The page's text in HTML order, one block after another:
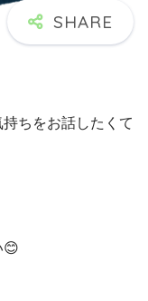
ちをお話したくて
😊